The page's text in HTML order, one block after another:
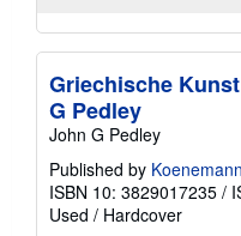
Griechische
G Pedley
John G Pedley
Published by Koenemann
ISBN 10: 3829017235 /
Used / Hardcover